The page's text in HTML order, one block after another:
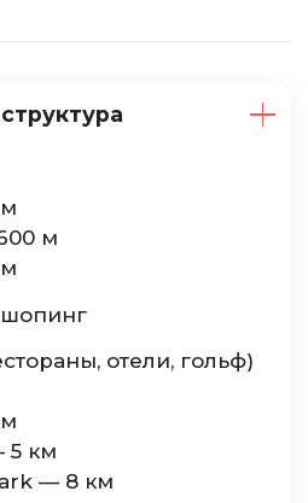
м
отели, гольф)
5 км
— 8 км